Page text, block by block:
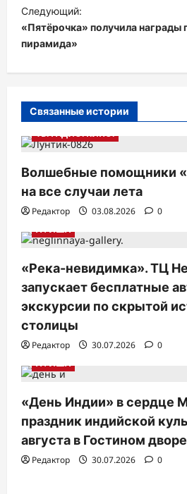
г
а
я
п
о
з
а
п
и
я
м
Следующий:
«Пятёрочка» получила награды
пирамида»
Связанные истории
ТВ. РАДИО. КИНО.
Волшебные помощники
на все случаи лета
Редактор 03.08.2026
0
АФИША
«Река-невидимка». ТЦ
запускает бесплатные
экскурсии по скрытой
столицы
Редактор 30.07.2026
0
АФИША
«День Индии» в сердце
праздник индийской
августа в Гостином дворе
Редактор 30.07.2026 0